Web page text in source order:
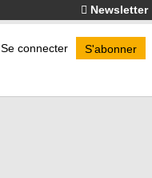
Newsletter
Se connecter S'abonner